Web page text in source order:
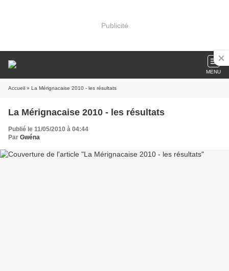
Publicité
MENU
Accueil » La Mérignacaise 2010 - les résultats
La Mérignacaise 2010 - les résultats
Publié le 11/05/2010 à 04:44
Par Gwéna